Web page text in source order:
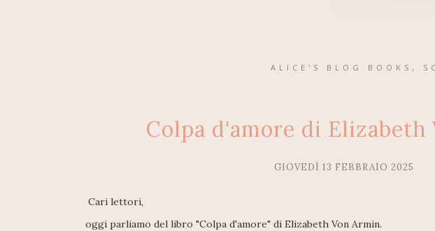
ALICE'S BLOG BOOKS,
Colpa d'amore di Elizabeth
GIOVEDÌ 13 FEBBRAIO 2025
Cari lettori,
oggi parliamo del libro "Colpa d'amore" di Elizabeth Von Armin.